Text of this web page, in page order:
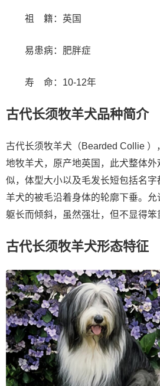
祖 籍：英国
易患病：肥胖症
寿 命：10-12年
古代长须牧羊犬品种简介
古代长须牧羊犬（Bearded Collie ）
地牧羊犬，原产地英国，此犬整体
似，体型大小以及毛发长短包括名
羊犬的被毛沿着身体的轮廓下垂。
躯长而倾斜，虽然强壮，但不显得笨
古代长须牧羊犬形态特征